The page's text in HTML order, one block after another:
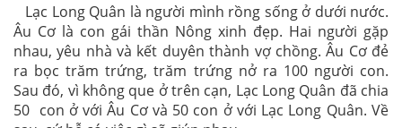
Lạc Long Quân là người mình rồng sống ở dưới nước.
Âu Cơ là con gái thần Nông xinh đẹp. Hai người gặp
nhau, yêu nhà và kết duyên thành vợ chồng. Âu Cơ đẻ
ra bọc trăm trứng, trăm trứng nở ra 100 người con.
Sau đó, vì không que ở trên cạn, Lạc Long Quân đã chia
50 con ở với Âu Cơ và 50 con ở với Lạc Long Quân. Về